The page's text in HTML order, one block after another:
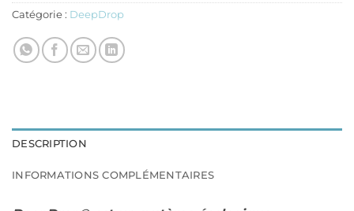
Catégorie : DeepDrop
DESCRIPTION
INFORMATIONS COMPLÉMENTAIRES